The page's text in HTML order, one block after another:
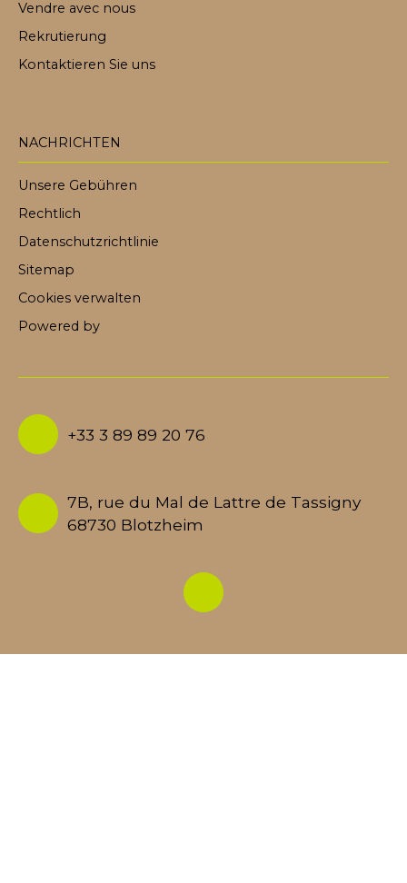
Vendre avec nous
Rekrutierung
Kontaktieren Sie uns
NACHRICHTEN
Unsere Gebühren
Rechtlich
Datenschutzrichtlinie
Sitemap
Cookies verwalten
Powered by
+33 3 89 89 20 76
7B, rue du Mal de Lattre de Tassigny
68730 Blotzheim